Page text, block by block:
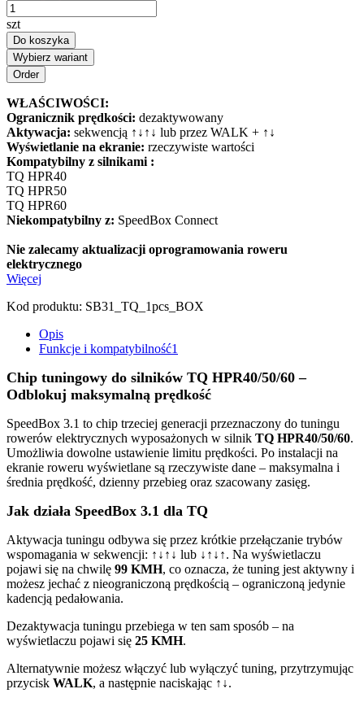
szt
Do koszyka
Wybierz wariant
WŁAŚCIWOŚCI:
Ogranicznik prędkości: dezaktywowany
Aktywacja: sekwencją ↑↓↑↓ lub przez WALK + ↑↓
Wyświetlanie na ekranie: rzeczywiste wartości
Kompatybilny z silnikami :
TQ HPR40
TQ HPR50
TQ HPR60
Niekompatybilny z: SpeedBox Connect
Nie zalecamy aktualizacji oprogramowania roweru
elektrycznego
Więcej
Kod produktu: SB31_TQ_1pcs_BOX
Opis
Funkcje i kompatybilność1
Chip tuningowy do silników TQ HPR40/50/60 –
Odblokuj maksymalną prędkość
SpeedBox 3.1 to chip trzeciej generacji przeznaczony do tuningu
rowerów elektrycznych wyposażonych w silnik TQ HPR40/50/60.
Umożliwia dowolne ustawienie limitu prędkości. Po instalacji na
ekranie roweru wyświetlane są rzeczywiste dane – maksymalna i
średnia prędkość, dzienny przebieg oraz szacowany zasięg.
Jak działa SpeedBox 3.1 dla TQ
Aktywacja tuningu odbywa się przez krótkie przełączanie trybów
wspomagania w sekwencji: ↑↓↑↓ lub ↓↑↓↑. Na wyświetlaczu
pojawi się na chwilę 99 KMH, co oznacza, że tuning jest aktywny i
możesz jechać z nieograniczoną prędkością – ograniczoną jedynie
kadencją pedałowania.
Dezaktywacja tuningu przebiega w ten sam sposób – na
wyświetlaczu pojawi się 25 KMH.
Alternatywnie możesz włączyć lub wyłączyć tuning, przytrzymując
przycisk WALK, a następnie naciskając ↑↓.